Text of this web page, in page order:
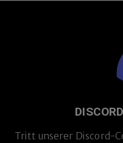
Tritt unserer Discord-